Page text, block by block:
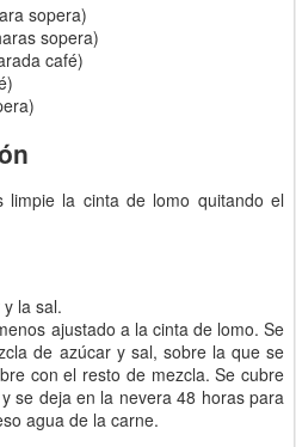
sopera)
sopera)
café)
la cinta de lomo quitando el
la sal.
ajustado a la cinta de lomo. Se
de azúcar y sal, sobre la que se
con el resto de mezcla. Se cubre
se deja en la nevera 48 horas para
agua de la carne.